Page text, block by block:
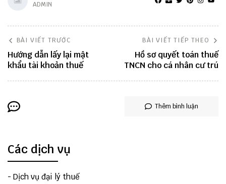
ADMIN
BÀI VIẾT TRƯỚC
Hướng dẫn lấy lại mật
khẩu tài khoản thuế
BÀI VIẾT TIẾP THEO
Hồ sơ quyết toán thuế
TNCN cho cá nhân cư trú
Thêm bình luận
Các dịch vụ
- Dịch vụ đại lý thuế